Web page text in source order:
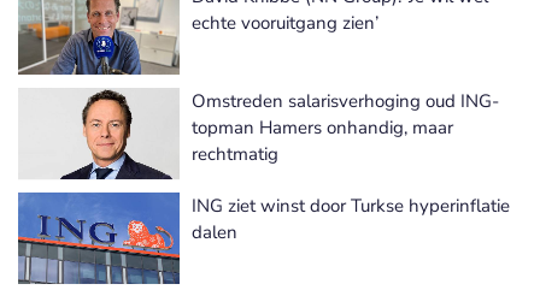
echte vooruitgang zien’
Omstreden salarisverhoging oud ING-
topman Hamers onhandig, maar
rechtmatig
ING ziet winst door Turkse hyperinflatie
dalen